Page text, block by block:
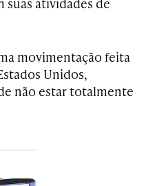
movimentação feita
Unidos,
não estar totalmente